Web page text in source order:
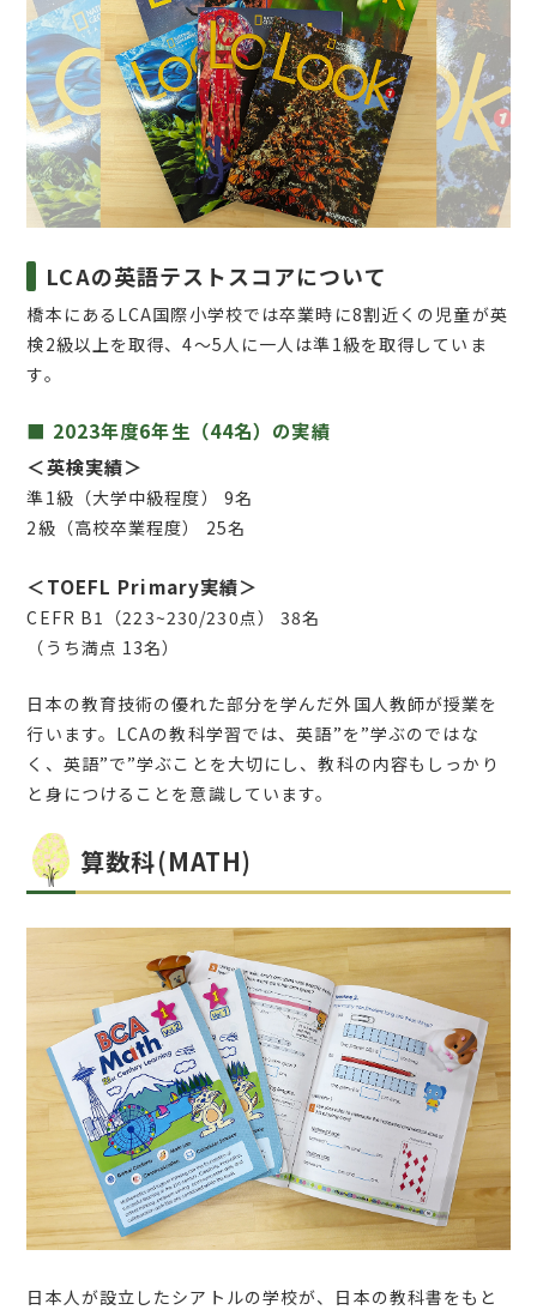
LCAの英語テストスコアについて
橋本にあるLCA国際小学校では卒業時に8割近くの児童が英
検2級以上を取得、4～5人に一人は準1級を取得していま
す。
■ 2023年度6年生（44名）の実績
＜英検実績＞
準1級（大学中級程度） 9名
2級（高校卒業程度） 25名
＜TOEFL Primary実績＞
CEFR B1（223~230/230点） 38名
（うち満点 13名）
日本の教育技術の優れた部分を学んだ外国人教師が授業を
行います。LCAの教科学習では、英語”を”学ぶのではな
く、英語”で”学ぶことを大切にし、教科の内容もしっかり
と身につけることを意識しています。
算数科(MATH)
日本人が設立したシアトルの学校が、日本の教科書をもと